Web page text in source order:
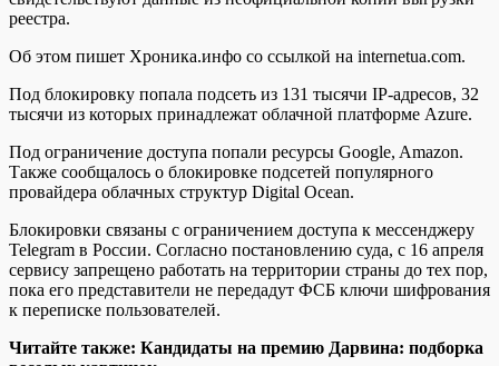
реестра.
Об этом пишет Хроника.инфо со ссылкой на internetua.com.
Под блокировку попала подсеть из 131 тысячи IP-адресов, 32
тысячи из которых принадлежат облачной платформе Azure.
Под ограничение доступа попали ресурсы Google, Amazon.
Также сообщалось о блокировке подсетей популярного
провайдера облачных структур Digital Ocean.
Блокировки связаны с ограничением доступа к мессенджеру
Telegram в России. Согласно постановлению суда, с 16 апреля
сервису запрещено работать на территории страны до тех пор,
пока его представители не передадут ФСБ ключи шифрования
к переписке пользователей.
Читайте также: Кандидаты на премию Дарвина: подборка